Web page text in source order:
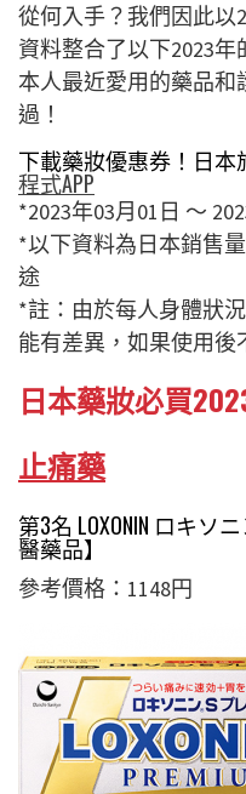
從何入手？我們因此以
資料整合了以下2023
本人最近愛用的藥品
過！
下載藥妝優惠券！日本
程式APP
*2023年03月01日 〜
*以下資料為日本銷售
途
*註：由於每人身體狀
能有差異，如果使用後
日本藥妝必買
止痛藥
第3名 LOXONIN ロキソ
醫藥品】
參考價格：1148円